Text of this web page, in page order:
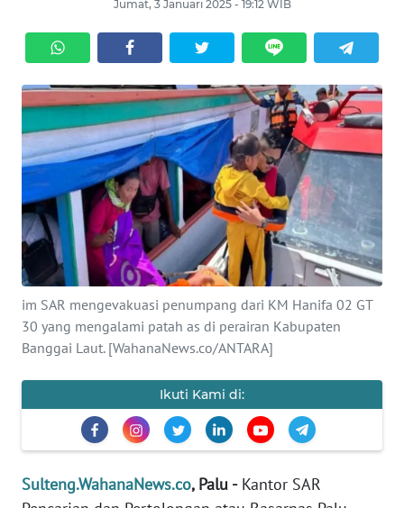
Jumat, 3 Januari 2025 - 19:12 WIB
im SAR mengevakuasi penumpang dari KM Hanifa 02 GT
30 yang mengalami patah as di perairan Kabupaten
Banggai Laut. [WahanaNews.co/ANTARA]
Ikuti Kami di:
Sulteng.WahanaNews.co, Palu -Kantor SAR
SERBI
Informasi
INDEKS
BERITA
KONTAK
KAMI
INFO
IKLAN
KAMI
PEDOMAN
MEDIA